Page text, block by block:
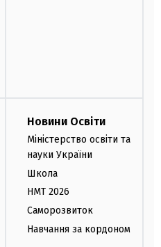
Новини Освіти
Міністерство освіти та
науки України
Школа
НМТ 2026
Саморозвиток
Навчання за кордоном